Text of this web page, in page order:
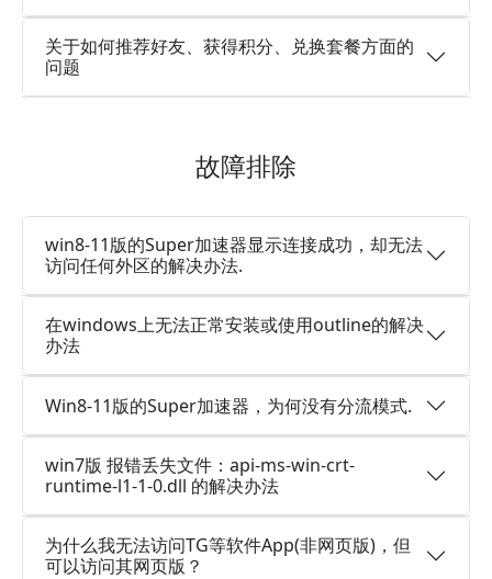
关于如何推荐好友、获得积分、兑换套餐方面的
问题
故障排除
win8-11版的Super加速器显示连接成功，却无法
访问任何外区的解决办法.
在windows上无法正常安装或使用outline的解决
办法
Win8-11版的Super加速器，为何没有分流模式.
win7版 报错丢失文件：api-ms-win-crt-
runtime-l1-1-0.dll 的解决办法
为什么我无法访问TG等软件App(非网页版)，但
可以访问其网页版？